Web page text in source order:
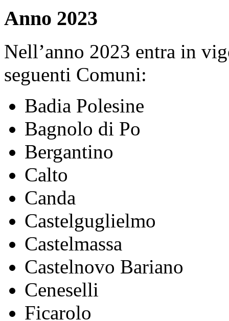
Anno 2023
Nell’anno 2023 entra in
seguenti Comuni:
Badia Polesine
Bagnolo di Po
Bergantino
Calto
Canda
Castelguglielmo
Castelmassa
Castelnovo Bariano
Ceneselli
Ficarolo